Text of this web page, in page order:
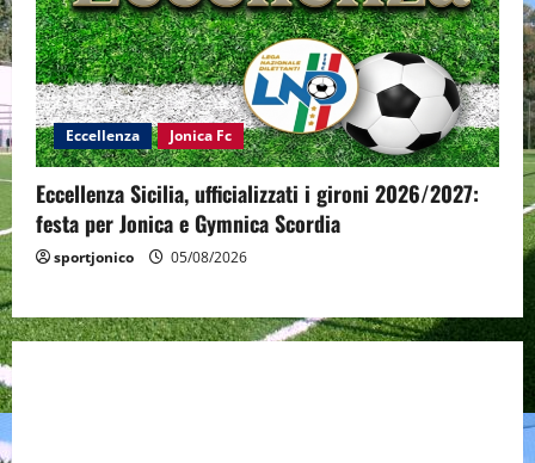
Eccellenza Jonica Fc
Eccellenza Sicilia, ufficializzati i gironi 2026/2027:
festa per Jonica e Gymnica Scordia
sportjonico 05/08/2026